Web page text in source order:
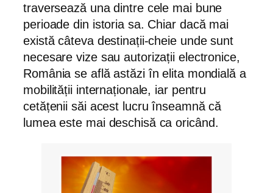
traversează una dintre cele mai bune
perioade din istoria sa. Chiar dacă mai
există câteva destinații-cheie unde sunt
necesare vize sau autorizații electronice,
România se află astăzi în elita mondială a
mobilității internaționale, iar pentru
cetățenii săi acest lucru înseamnă că
lumea este mai deschisă ca oricând.